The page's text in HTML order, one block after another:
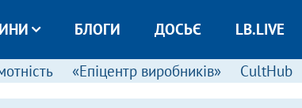
БЛОГИ ДОСЬЄ LB.LIVE
«Епіцентр виробників» CultHub